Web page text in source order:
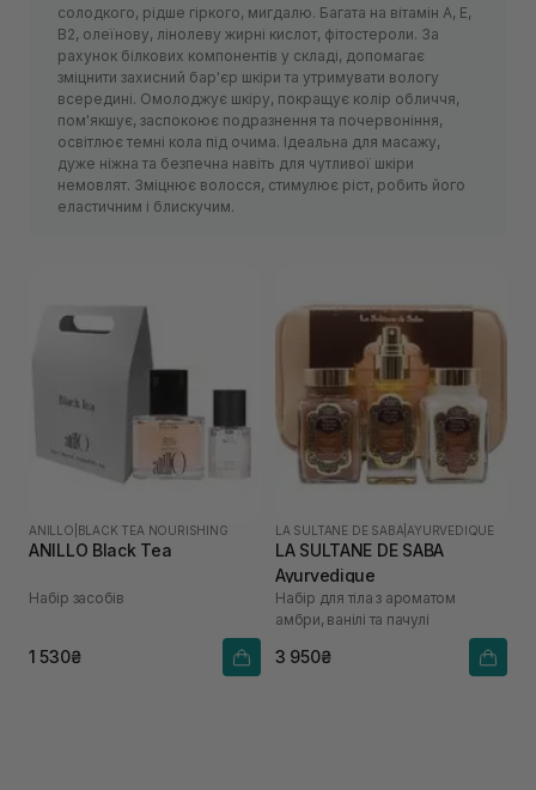
солодкого, рідше гіркого, мигдалю. Багата на вітамін А, Е,
В2, олеїнову, лінолеву жирні кислот, фітостероли. За
рахунок білкових компонентів у складі, допомагає
зміцнити захисний бар'єр шкіри та утримувати вологу
всередині. Омолоджує шкіру, покращує колір обличчя,
пом'якшує, заспокоює подразнення та почервоніння,
освітлює темні кола під очима. Ідеальна для масажу,
дуже ніжна та безпечна навіть для чутливої шкіри
немовлят. Зміцнює волосся, стимулює ріст, робить його
еластичним і блискучим.
ANILLO BLACK TEA NOURISHING
ANILLO Black Tea
Набір засобів
1 530₴
LA SULTANE DE SABA AYURVEDIQUE
LA SULTANE DE SABA
Ayurvedique
Набір для тіла з ароматом
амбри, ванілі та пачулі
3 950₴